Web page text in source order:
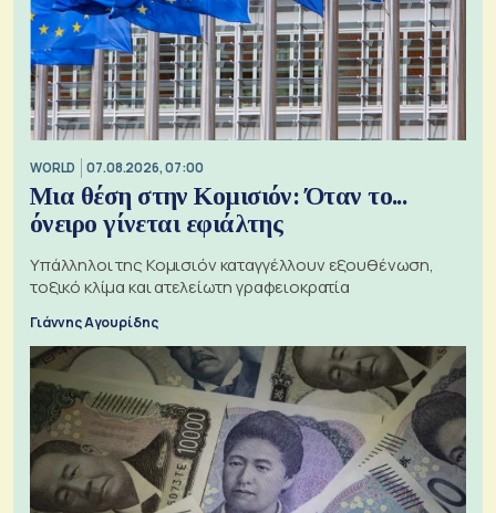
WORLD 07.08.2026, 07:00
Μια θέση στην Κομισιόν: Όταν το...
όνειρο γίνεται εφιάλτης
Υπάλληλοι της Κομισιόν καταγγέλλουν εξουθένωση,
τοξικό κλίμα και ατελείωτη γραφειοκρατία
Γιάννης Αγουρίδης